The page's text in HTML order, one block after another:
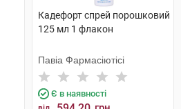
Кадефорт спрей порошковий
125 мл 1 флакон
Павіа Фармасіютісі
Є в наявності